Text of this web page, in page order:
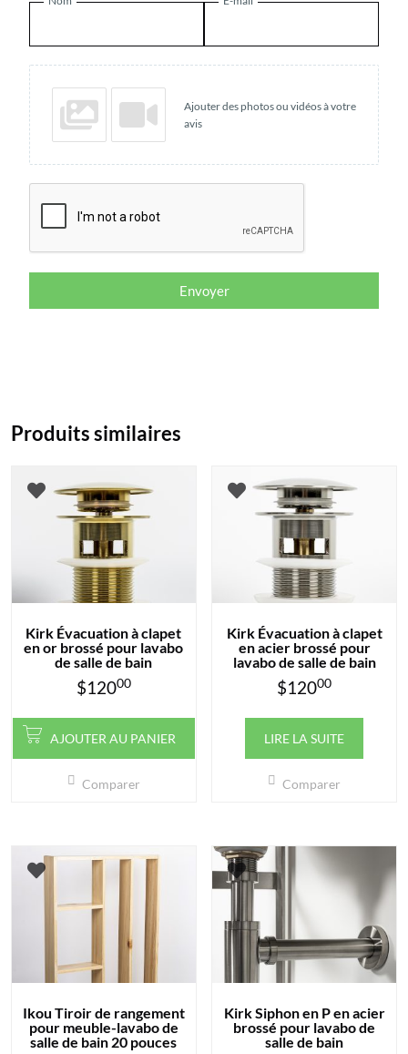
Ajouter des photos ou vidéos à votre
avis
Envoyer
Produits similaires
Kirk Évacuation à clapet
en or brossé pour lavabo
de salle de bain
$12000
AJOUTER AU PANIER
Comparer
Kirk Évacuation à clapet
en acier brossé pour
lavabo de salle de bain
$12000
LIRE LA SUITE
Comparer
Ikou Tiroir de rangement
pour meuble-lavabo de
salle de bain 20 pouces
Kirk Siphon en P en acier
brossé pour lavabo de
salle de bain